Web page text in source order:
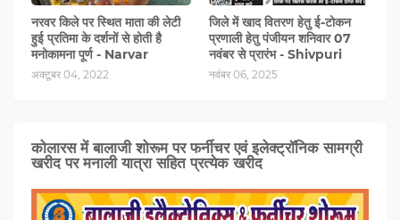
नरवर किले पर स्थित माता की लेटी
हुई प्रतिमा के दर्शनों से होती है
मनोकामना पूर्ण - Narvar
अक्टूबर 04, 2022
जिले में खाद वितरण हेतु ई-टोकन
प्रणाली हेतु पंजीयन शनिवार 07
नवंबर से प्रारंभ - Shivpuri
नवंबर 06, 2025
कोलारस में बालाजी शोरूम पर फर्नीचर एवं इलेक्ट्रॉनिक सामग्री
खरीद पर मनाली यात्रा सहित प्रत्‍येक खरीद